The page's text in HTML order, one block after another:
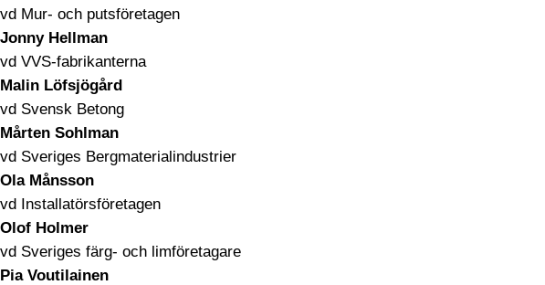
vd Mur- och putsföretagen
Jonny Hellman
vd VVS-fabrikanterna
Malin Löfsjögård
vd Svensk Betong
Mårten Sohlman
vd Sveriges Bergmaterialindustrier
Ola Månsson
vd Installatörsföretagen
Olof Holmer
vd Sveriges färg- och limföretagare
Pia Voutilainen